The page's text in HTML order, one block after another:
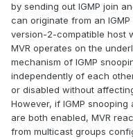
by sending out IGMP join
can originate from an IGMP
version-2-compatible host
MVR operates on the
mechanism of IGMP
independently of each
or disabled without
However, if IGMP snooping
are both enabled, MVR
from multicast groups